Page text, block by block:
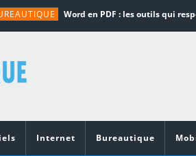
Internet Bureautique